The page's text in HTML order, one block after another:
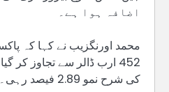
اضافہ ہوا ہے۔
محمد اورنگزیب نے کہا کہ
452 ارب ڈالر سے تجاوز
کی شرح نمو 2.89 فیصد رہی۔